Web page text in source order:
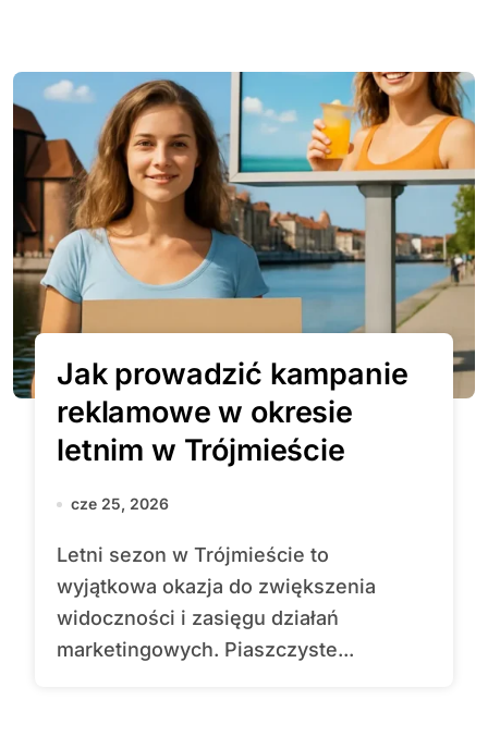
Jak prowadzić kampanie
reklamowe w okresie
letnim w Trójmieście
cze 25, 2026
Letni sezon w Trójmieście to
wyjątkowa okazja do zwiększenia
widoczności i zasięgu działań
marketingowych. Piaszczyste...